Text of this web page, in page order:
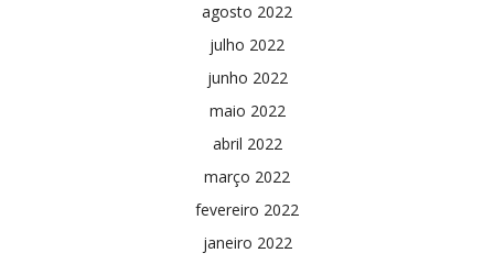
agosto 2022
julho 2022
junho 2022
maio 2022
abril 2022
março 2022
fevereiro 2022
janeiro 2022